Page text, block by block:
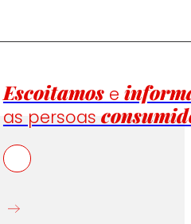
Escoitamose
as persoas